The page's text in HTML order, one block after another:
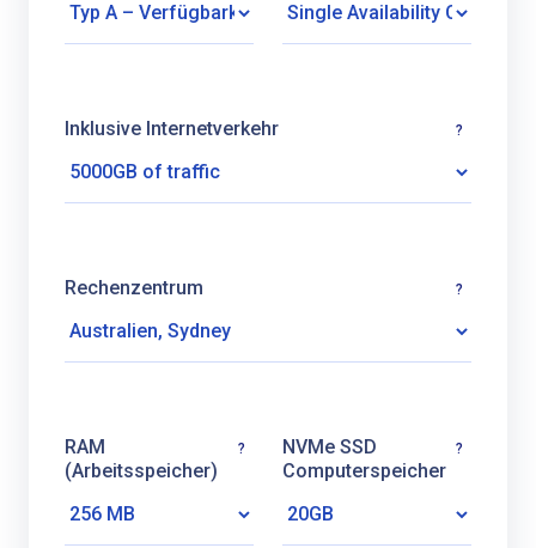
Inklusive Internetverkehr ?
Rechenzentrum ?
RAM
(Arbeitsspeicher)
?
NVMe SSD
Computerspeicher
?